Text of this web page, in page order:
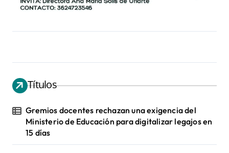
Títulos
Gremios docentes rechazan una exigencia del
Ministerio de Educación para digitalizar legajos en
15 días